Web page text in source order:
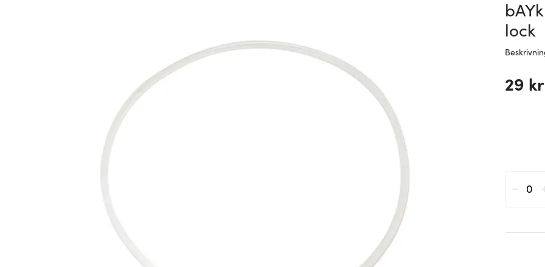
lock
29 kr